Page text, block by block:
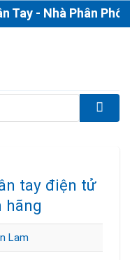
- Nhà Phân Phối &
tay điện tử
hãng
Lam